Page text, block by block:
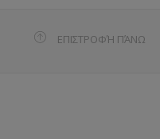
ΕΠΙΣΤΡΟΦΉ ΠΆΝΩ